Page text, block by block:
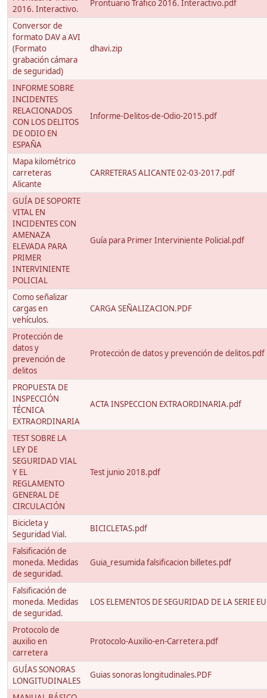
2016. Interactivo.
Prontuario Tráfico 2016. Interactivo.pdf
Conversor de
formato DAV a AVI
(Formato
grabación cámara
de seguridad)
dhavi.zip
INFORME SOBRE
INCIDENTES
RELACIONADOS
CON LOS DELITOS
DE ODIO EN
ESPAÑA
Informe-Delitos-de-Odio-2015.pdf
Mapa kilométrico
carreteras
Alicante
CARRETERAS ALICANTE 02-03-2017.pdf
GUÍA DE SOPORTE
VITAL EN
INCIDENTES CON
AMENAZA
ELEVADA PARA
PRIMER
INTERVINIENTE
POLICIAL
Guía para Primer Interviniente Policial.pdf
Como señalizar
cargas en
vehículos.
CARGA SEÑALIZACION.PDF
Protección de
datos y
prevención de
delitos
Protección de datos y prevención de delitos.pdf
PROPUESTA DE
INSPECCIÓN
TÉCNICA
EXTRAORDINARIA
ACTA INSPECCION EXTRAORDINARIA.pdf
TEST SOBRE LA
LEY DE
SEGURIDAD VIAL
Y EL
REGLAMENTO
GENERAL DE
CIRCULACIÓN
Test junio 2018.pdf
Bicicleta y
Seguridad Vial.
BICICLETAS.pdf
Falsificación de
moneda. Medidas
de seguridad.
Guia_resumida falsificacion billetes.pdf
Falsificación de
moneda. Medidas
de seguridad.
LOS ELEMENTOS DE SEGURIDAD DE LA SERIE
Protocolo de
auxilio en
carretera
Protocolo-Auxilio-en-Carretera.pdf
GUÍAS SONORAS
LONGITUDINALES
Guias sonoras longitudinales.PDF